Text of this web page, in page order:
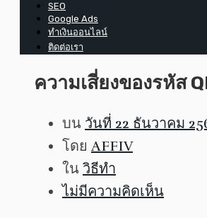
SEO
Google Ads
ทำเงินออนไลน์
ติดต่อเรา
ความเสี่ยงของรหัส
บน วันที่ 22 ธันวาคม
โดย AFFIV
ใน วิธีทำ
ไม่มีความคิดเห็น